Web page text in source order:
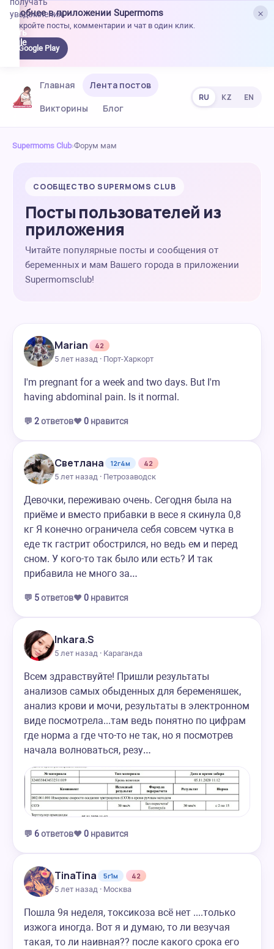
×
Удобнее в приложении Supermoms
Откройте посты, комментарии и чат в один клик.
Google Play
уведомления.
Главная
Лента постов
Викторины
Блог
RU KZ EN
Supermoms Club›Форум мам
СООБЩЕСТВО SUPERMOMS CLUB
Посты пользователей из
приложения
Читайте популярные посты и сообщения от
беременных и мам Вашего города в приложении
Supermomsclub!
Marian
42
5 лет назад · Порт-Харкорт
I'm pregnant for a week and two days. But I'm
having abdominal pain. Is it normal.
💬 2ответов❤️ 0 нравится
Светлана 12г4м
42
5 лет назад · Петрозаводск
Девочки, переживаю очень. Сегодня была на
приёме и вместо прибавки в весе я скинула 0,8
кг Я конечно ограничела себя совсем чутка в
еде тк гастрит обострился, но ведь ем и перед
сном. У кого-то так было или есть? И так
прибавила не много за…
💬 5ответов❤️ 0 нравится
Inkara.S
5 лет назад · Караганда
Всем здравствуйте! Пришли результаты
анализов самых обыденных для беременяшек,
анализ крови и мочи, результаты в электронном
виде посмотрела...там ведь понятно по цифрам
где норма а где что-то не так, но я посмотрев
начала волноваться, резу…
💬 6ответов❤️ 0 нравится
TinaTina 5г1м
42
5 лет назад · Москва
Пошла 9я неделя, токсикоза всё нет ....только
изжога иногда. Вот я и думаю, то ли везучая
такая, то ли наивная?? после какого срока его